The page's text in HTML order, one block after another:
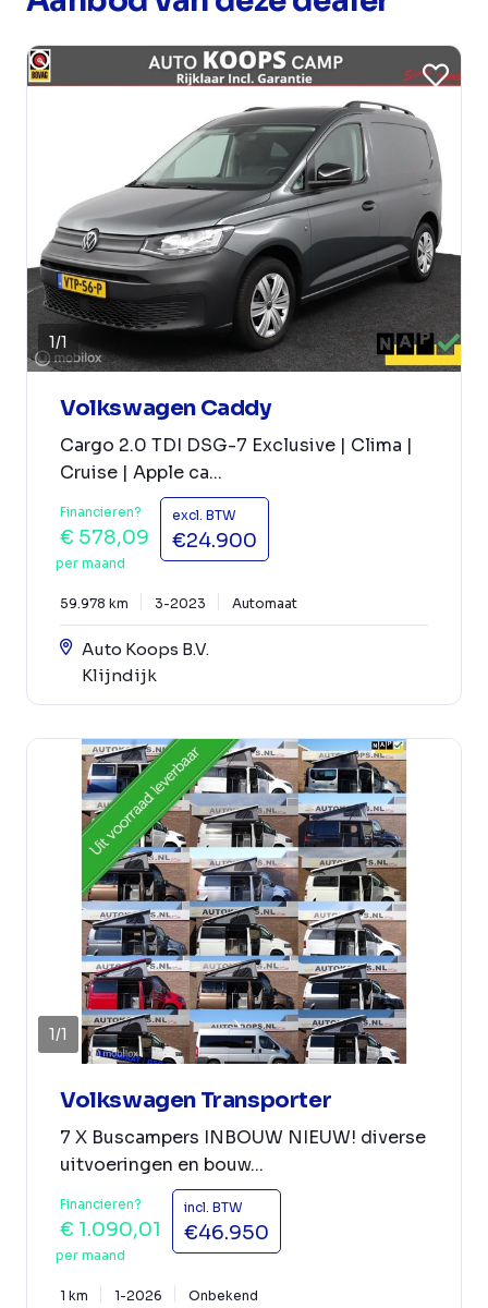
1/1
Volkswagen Caddy
Cargo 2.0 TDI DSG-7 Exclusive | Clima |
Cruise | Apple ca...
Financieren?
€ 578,09
per maand
excl. BTW
€24.900
59.978 km 3-2023 Automaat
Auto Koops B.V.
Klijndijk
1/1
Volkswagen Transporter
7 X Buscampers INBOUW NIEUW! diverse
uitvoeringen en bouw...
Financieren?
€ 1.090,01
per maand
incl. BTW
€46.950
1 km 1-2026 Onbekend